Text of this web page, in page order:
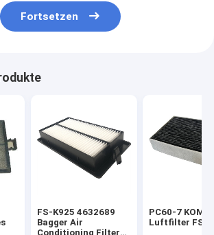
Fortsetzen
FS-K925 4632689
Bagger Air
Conditioning Filter
PC60-7
Luftfilter FS-